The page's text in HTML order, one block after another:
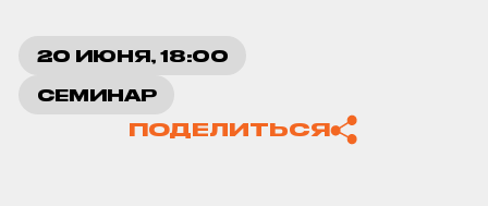
20 ИЮНЯ, 18:00
СЕМИНАР
ПОДЕЛИТЬСЯ